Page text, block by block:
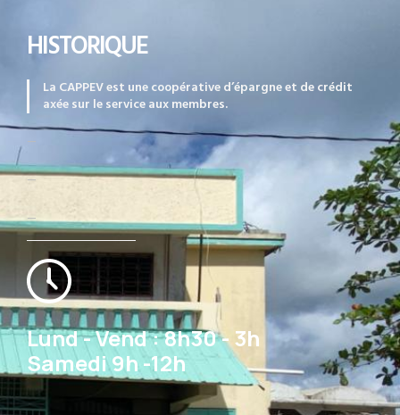
HISTORIQUE
La CAPPEV est une coopérative d’épargne et de crédit
axée sur le service aux membres.
—
—
—
Lund - Vend : 8h30 - 3h
Samedi 9h -12h